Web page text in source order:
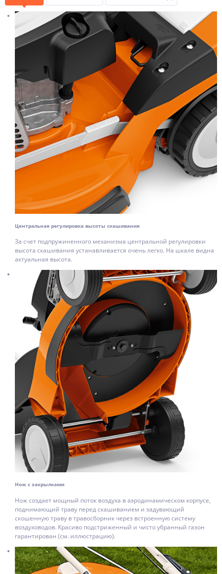
Центральная регулировка высоты скашивания
За счет подпружиненного механизма центральной регулировки
высота скашивания устанавливается очень легко. На шкале видна
актуальная высота.
Нож с закрылками
Нож создает мощный поток воздуха в аэродинамическом корпусе,
поднимающий траву перед скашиванием и задувающий
скошенную траву в травосборник через встроенную систему
воздуховодов. Красиво подстриженный и чисто убранный газон
гарантирован (см. иллюстрацию).